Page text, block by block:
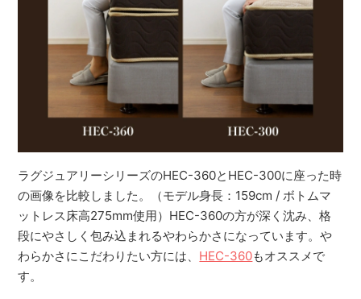
ラグジュアリーシリーズのHEC-360とHEC-300に座った時
の画像を比較しました。（モデル身長：159cm / ボトムマ
ットレス床高275mm使用）HEC-360の方が深く沈み、格
段にやさしく包み込まれるやわらかさになっています。や
わらかさにこだわりたい方には、 HEC-360もオススメで
す。